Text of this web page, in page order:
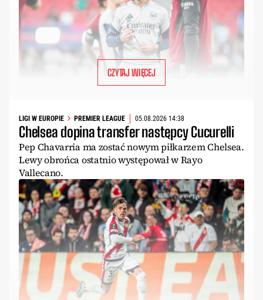
CZYTAJ WIĘCEJ
LIGI W EUROPIE PREMIER LEAGUE 05.08.2026 14:38
Chelsea dopina transfer następcy Cucurelli
Pep Chavarria ma zostać nowym piłkarzem Chelsea.
Lewy obrońca ostatnio występował w Rayo
Vallecano.